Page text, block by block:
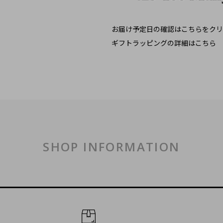
お届け予定日の確認はこちらをク
ギフトラッピングの詳細はこちら
SHOP INFORMATION